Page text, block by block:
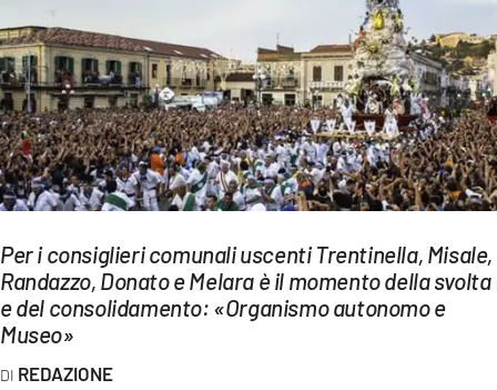
ECONOMIA E LAVORO
EVENTI
SPORT
Streaming
LAC NETWORK
LAC ONAIR
LaC
Per i consiglieri comunali uscenti Trentinella, Misale,
Randazzo, Donato e Melara è il momento della svolta
e del consolidamento: «Organismo autonomo e
Museo»
REDAZIONE